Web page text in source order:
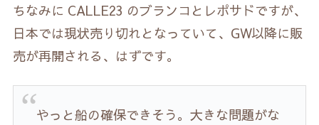
ちなみに CALLE23 のブランコとレポサドですが、
日本では現状売り切れとなっていて、GW以降に販
売が再開される、はずです。
やっと船の確保できそう。大きな問題がな